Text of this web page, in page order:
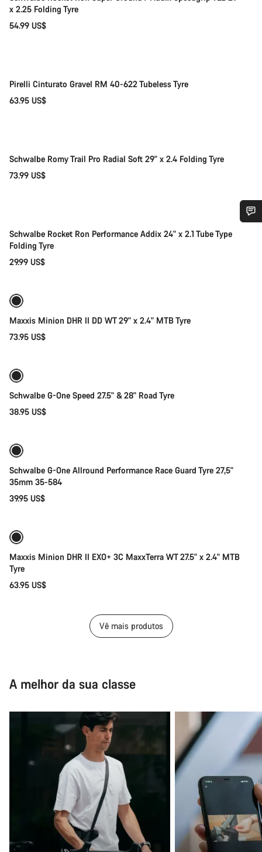
x 2.25 Folding Tyre
54.99 US$
Pirelli Cinturato Gravel RM 40-622 Tubeless Tyre
63.95 US$
Schwalbe Romy Trail Pro Radial Soft 29" x 2.4 Folding Tyre
73.99 US$
Schwalbe Rocket Ron Performance Addix 24" x 2.1 Tube Type
Folding Tyre
29.99 US$
Maxxis Minion DHR II DD WT 29" x 2.4" MTB Tyre
73.95 US$
Schwalbe G-One Speed 27.5" & 28" Road Tyre
38.95 US$
Schwalbe G-One Allround Performance Race Guard Tyre 27,5"
35mm 35-584
39.95 US$
Maxxis Minion DHR II EXO+ 3C MaxxTerra WT 27.5" x 2.4" MTB
Tyre
63.95 US$
Vê mais produtos
A melhor da sua classe
Precisas de ajuda?
Os nossos peritos em apoio ao cliente estão prontos para